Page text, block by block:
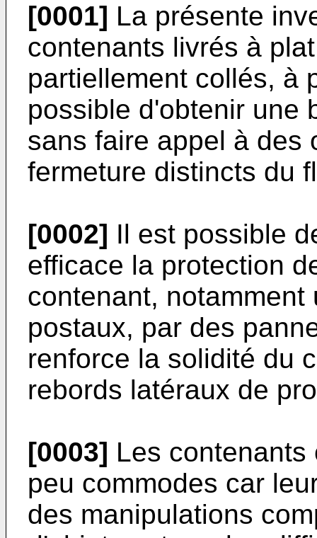
[0001] La présente
contenants livrés à
partiellement collés, à
possible d'obtenir une
sans faire appel à des
fermeture distincts du
[0002] Il est possible
efficace la protection
contenant,
postaux, par des
renforce la solidité du
rebords latéraux de
[0003] Les
peu commodes car
des manipulations